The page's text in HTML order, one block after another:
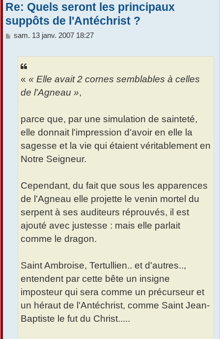
Re: Quels seront les principaux
suppôts de l'Antéchrist ?
M
sam. 13 janv. 2007 18:27
« « Elle avait 2 cornes semblables à celles
de l'Agneau »,
parce que, par une simulation de sainteté,
elle donnait l'impression d'avoir en elle la
sagesse et la vie qui étaient véritablement en
Notre Seigneur.
Cependant, du fait que sous les apparences
de l'Agneau elle projette le venin mortel du
serpent à ses auditeurs réprouvés, il est
ajouté avec justesse : mais elle parlait
comme le dragon.
Saint Ambroise, Tertullien.. et d'autres..,
entendent par cette bête un insigne
imposteur qui sera comme un précurseur et
un héraut de l'Antéchrist, comme Saint Jean-
Baptiste le fut du Christ.....